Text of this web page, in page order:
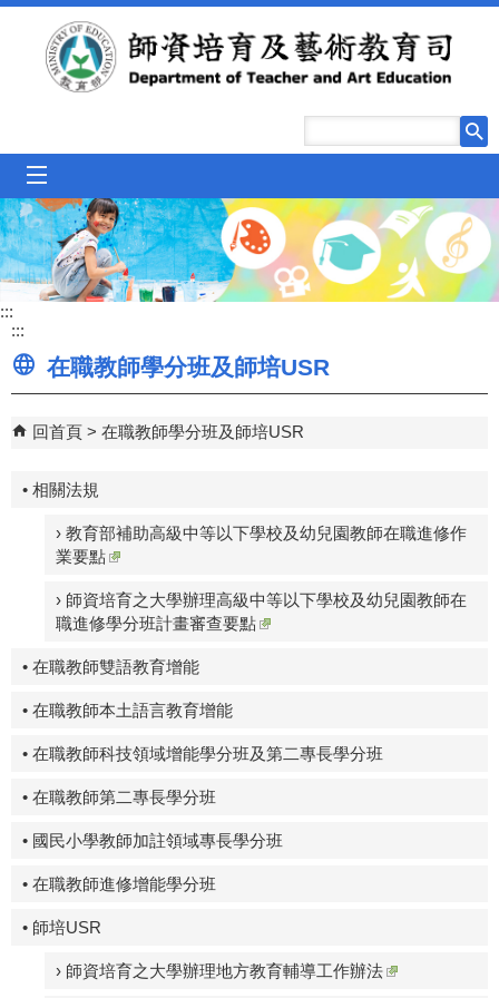
跳到主要內容區塊
:::
:::
在職教師學分班及師培USR
回首頁 在職教師學分班及師培USR
• 相關法規
› 教育部補助高級中等以下學校及幼兒園教師在職進修作
業要點
› 師資培育之大學辦理高級中等以下學校及幼兒園教師在
職進修學分班計畫審查要點
• 在職教師雙語教育增能
• 在職教師本土語言教育增能
• 在職教師科技領域增能學分班及第二專長學分班
• 在職教師第二專長學分班
• 國民小學教師加註領域專長學分班
• 在職教師進修增能學分班
• 師培USR
› 師資培育之大學辦理地方教育輔導工作辦法